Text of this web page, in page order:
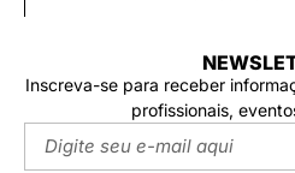
Inscreva-se para receber
profissionais,